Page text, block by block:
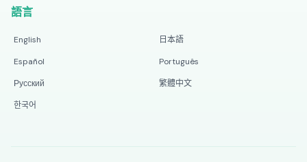
語言
English
日本語
Español
Português
Русский
繁體中文
한국어